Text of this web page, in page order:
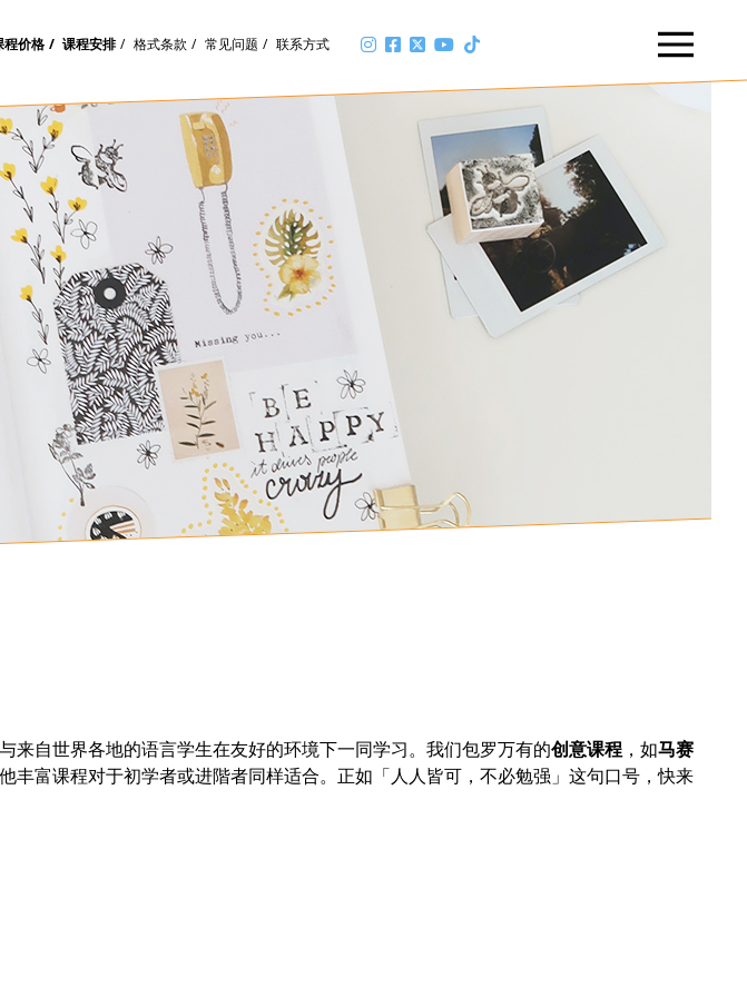
程价格 课程安排 格式条款 常见问题 联系方式
来自世界各地的语言学生在友好的环境下一同学习。我们包罗万有的创意课程 ，如马赛
丰富课程对于初学者或进階者同样适合。正如「人人皆可，不必勉强」这句口号，快来